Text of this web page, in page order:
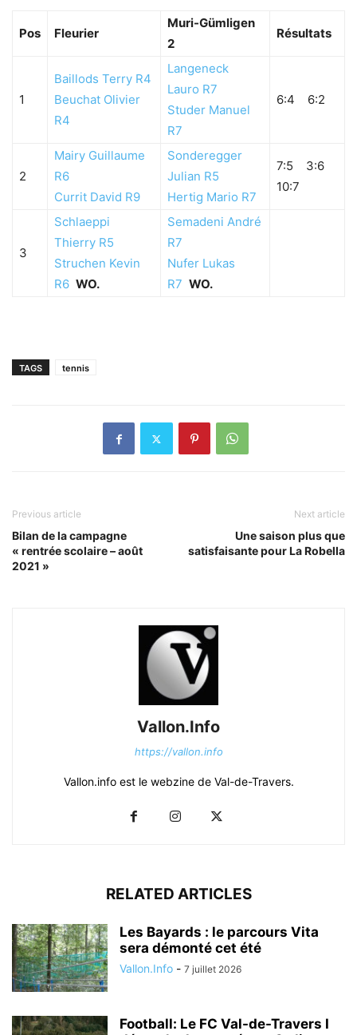
Pos Fleurier
Muri-Gümligen
2
Résultats
1
Baillods Terry R4
Beuchat Olivier
R4
Langeneck
Lauro R7
Studer Manuel
R7
6:4 6:2
2
Mairy Guillaume
R6
Currit David R9
Sonderegger
Julian R5
Hertig Mario R7
7:5 3:6
10:7
3
Schlaeppi
Thierry R5
Struchen Kevin
R6 WO.
Semadeni André
R7
Nufer Lukas
R7 WO.
TAGS tennis
Previous article
Bilan de la campagne
« rentrée scolaire – août
2021 »
Next article
Une saison plus que
satisfaisante pour La Robella
Vallon.Info
https://vallon.info
Vallon.info est le webzine de Val-de-Travers.
RELATED ARTICLES
Les Bayards : le parcours Vita
sera démonté cet été
Vallon.Info - 7 juillet 2026
Football: Le FC Val-de-Travers I